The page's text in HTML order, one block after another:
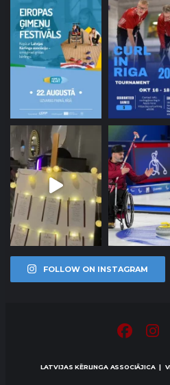
FOLLOW ON INSTAGRAM
LATVIJAS KĒRLINGA ASSOCIĀJICA |